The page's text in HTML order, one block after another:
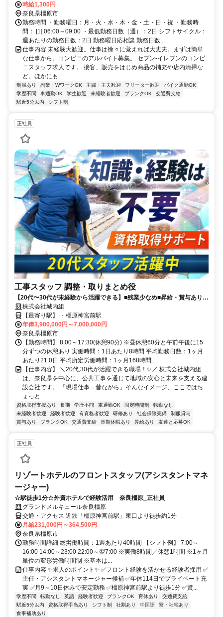
時給1,300円
奈良県橿原市
勤務時間 ・勤務曜日：月・火・水・木・金・土・日・祝 ・勤務時
間： [1] 06:00～09:00 ・最低勤務日数（週）：2日 シフトサイクル：
週あたりの勤務日数：2日 勤務曜日応相談 勤務日数...
仕事内容 未経験大歓迎。仕事は徐々に覚えれば大丈夫。まずは簡単
な仕事から。コンビニのアルバイト募集。 セブン-イレブンのコンビ
ニスタッフ求人です。 接客、販売をはじめ商品の補充や店内清掃な
ど。ほかにも...
制服あり 副業・WワークOK 主婦・主夫歓迎 フリーター歓迎
バイク通勤OK
学歴不問
車通勤OK 学生歓迎 未経験者歓迎 ブランクOK
交通費支給
駅近5分以内
シフト制
正社員
工事スタッフ 調整・取りまとめ役
【20代〜30代が未経験から活躍できる】■残業少なめ■昇給・賞与あり■
長期休暇・有給休暇あり■決算賞与6年連続支給中■週休2日制(土日祝)
株式会社城内組
【最寄り駅】 ・橿原神宮前駅
年俸3,900,000円～7,000,000円
奈良県橿原市
【勤務時間】 8:00～17:30(休憩90分) ※昼休憩60分と午前午後に15
分ずつの休憩あり 実働時間：1日あたり8時間 平均勤務日数：1ヶ月
あたり21.0日 平均所定労働時間：1ヶ月168時間...
【仕事内容】 ＼20代,30代が活躍できる職場！✨／ 株式会社城内組
は、奈良県を中心に、公共工事を通じて地域の安心と未来を支える建
設会社です。 「現場仕事＝昔ながら」そんなイメージ、ここではち
ょっと...
資格取得支援あり 長期 学歴不問 車通勤OK 固定時間制
転勤なし
未経験者歓迎
経験者歓迎 有資格者歓迎 研修あり 社会保険完備
制服貸与
賞与あり
ブランクOK 交通費支給 長期休暇あり 昇給あり 友達と応募OK
正社員
リゾートホテルのフロントスタッフ(アシスタントマネ
ージャー)
☆駅徒歩1分☆外資ホテルで経験活用 奈良橿原_正社員
グランドメルキュール奈良橿原
交通・アクセス 近鉄「橿原神宮前駅」東口より徒歩約1分
月給231,000円～364,500円
奈良県橿原市
勤務時間詳細 総労働時間：1週あたり40時間 【シフト例】 7:00～
16:00 14:00～23:00 22:00～翌7:00 ※実働8時間／休憩1時間 ※1ヶ月
単位の変形労働時間制 ※基本は...
仕事内容 ✨求人のポイント✨ ✅フロント経験を活かせる経験者採用 ✅
主任・アシスタントマネージャー候補 ✅年休114日でプライベート充
実 ✅月9～10日休みで安定勤務 ✅橿原神宮前駅より徒歩1分 ✅賞...
学歴不問 転勤なし 英語 経験者歓迎 ブランクOK 育休あり
交通費支給
駅近5分以内
資格取得手当あり シフト制 社割あり 中国語
寮・社宅あり
食事補助あり